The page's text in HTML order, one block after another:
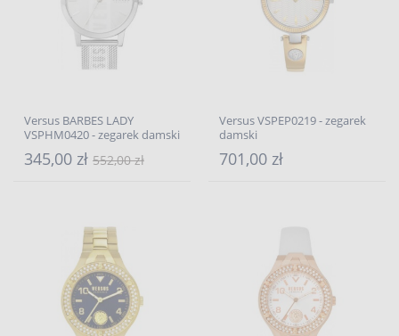
Versus BARBES LADY
VSPHM0420 - zegarek damski
345,00 zł 552,00 zł
Versus VSPEP0219 - zegarek
damski
701,00 zł